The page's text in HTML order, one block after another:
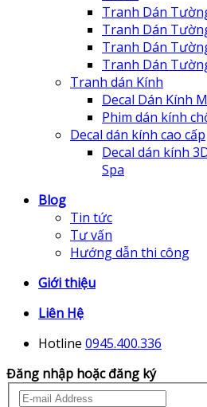
Tranh Dán
Tranh Dán
Tranh Dán
Tranh Dán
Tranh dán Kính
Decal Dán Kính
Phim dán kính
Decal dán kính cao cấp
Decal dán kính
Spa
Blog
Tin tức
Tư vấn
Hướng dẫn thi công
Giới thiệu
Liên Hệ
Hotline 0945.400.336
Đăng nhập hoặc đăng ký